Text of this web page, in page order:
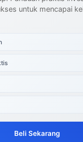
untuk mencapai
Beli Sekarang